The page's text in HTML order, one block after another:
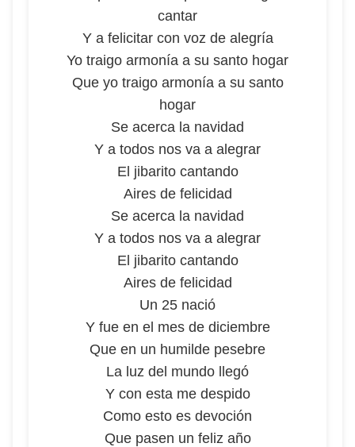
cantar
Y a felicitar con voz de alegría
Yo traigo armonía a su santo hogar
Que yo traigo armonía a su santo
hogar
Se acerca la navidad
Y a todos nos va a alegrar
El jibarito cantando
Aires de felicidad
Se acerca la navidad
Y a todos nos va a alegrar
El jibarito cantando
Aires de felicidad
Un 25 nació
Y fue en el mes de diciembre
Que en un humilde pesebre
La luz del mundo llegó
Y con esta me despido
Como esto es devoción
Que pasen un feliz año